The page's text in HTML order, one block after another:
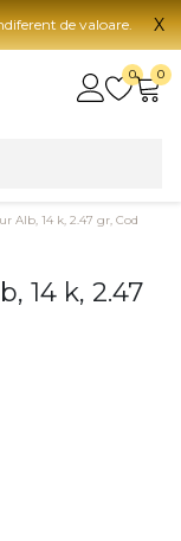
de valoare. X
0 0
Alb, 14 k, 2.47 gr, Cod
14 k, 2.47